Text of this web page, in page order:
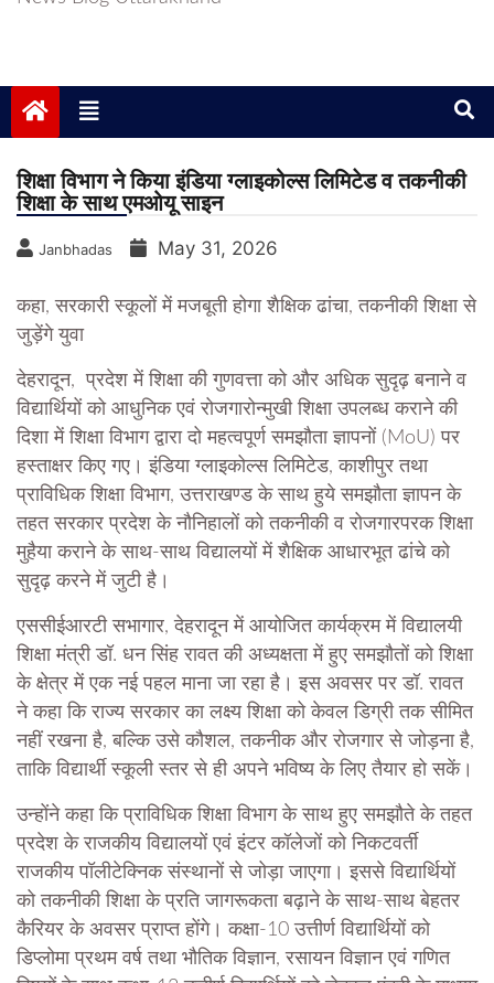
शिक्षा विभाग ने किया इंडिया ग्लाइकोल्स लिमिटेड व तकनीकी
शिक्षा के साथ एमओयू साइन
Janbhadas May 31, 2026
कहा, सरकारी स्कूलों में मजबूती होगा शैक्षिक ढांचा, तकनीकी शिक्षा से
जुड़ेंगे युवा
देहरादून, प्रदेश में शिक्षा की गुणवत्ता को और अधिक सुदृढ़ बनाने व
विद्यार्थियों को आधुनिक एवं रोजगारोन्मुखी शिक्षा उपलब्ध कराने की
दिशा में शिक्षा विभाग द्वारा दो महत्वपूर्ण समझौता ज्ञापनों (MoU) पर
हस्ताक्षर किए गए। इंडिया ग्लाइकोल्स लिमिटेड, काशीपुर तथा
प्राविधिक शिक्षा विभाग, उत्तराखण्ड के साथ हुये समझौता ज्ञापन के
तहत सरकार प्रदेश के नौनिहालों को तकनीकी व रोजगारपरक शिक्षा
मुहैया कराने के साथ-साथ विद्यालयों में शैक्षिक आधारभूत ढांचे को
सुदृढ़ करने में जुटी है।
एससीईआरटी सभागार, देहरादून में आयोजित कार्यक्रम में विद्यालयी
शिक्षा मंत्री डॉ. धन सिंह रावत की अध्यक्षता में हुए समझौतों को शिक्षा
के क्षेत्र में एक नई पहल माना जा रहा है। इस अवसर पर डॉ. रावत
ने कहा कि राज्य सरकार का लक्ष्य शिक्षा को केवल डिग्री तक सीमित
नहीं रखना है, बल्कि उसे कौशल, तकनीक और रोजगार से जोड़ना है,
ताकि विद्यार्थी स्कूली स्तर से ही अपने भविष्य के लिए तैयार हो सकें।
उन्होंने कहा कि प्राविधिक शिक्षा विभाग के साथ हुए समझौते के तहत
प्रदेश के राजकीय विद्यालयों एवं इंटर कॉलेजों को निकटवर्ती
राजकीय पॉलीटेक्निक संस्थानों से जोड़ा जाएगा। इससे विद्यार्थियों
को तकनीकी शिक्षा के प्रति जागरूकता बढ़ाने के साथ-साथ बेहतर
कैरियर के अवसर प्राप्त होंगे। कक्षा-10 उत्तीर्ण विद्यार्थियों को
डिप्लोमा प्रथम वर्ष तथा भौतिक विज्ञान, रसायन विज्ञान एवं गणित